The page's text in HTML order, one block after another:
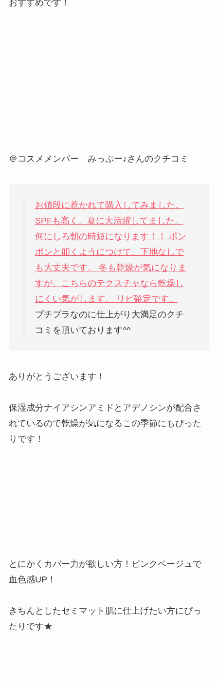
おすすめです！
＠コスメメンバー みっぷー♪さんのクチコミ
お値段に惹かれて購入してみました。
SPFも高く、夏に大活躍してました。
何にしろ朝の時短になります！！ ポン
ポンと叩くようにつけて、下地なしで
も大丈夫です。 冬も乾燥が気になりま
すが、こちらのテクスチャなら乾燥し
にくい気がします。 リピ確定です。
プチプラなのに仕上がり大満足のクチ
コミを頂いております^^
ありがとうございます！
保湿成分ナイアシンアミドとアデノシンが配合さ
れているので乾燥が気になるこの季節にもぴった
りです！
とにかくカバー力が欲しい方！ピンクベージュで
血色感UP！
きちんとしたセミマット肌に仕上げたい方にぴっ
たりです★